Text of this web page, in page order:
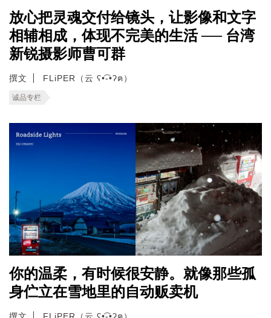
放心把灵魂交付给镜头，让影像和文字
相辅相成，体现不完美的生活 ── 台湾
新锐摄影师曹可群
撰文 FLiPER（云 ʕ•͡-•ʔฅ）
诚品专栏
你的温柔，有时候很安静。就像那些孤
身伫立在雪地里的自动贩卖机
撰文 FLiPER（云 ʕ•͡-•ʔฅ）